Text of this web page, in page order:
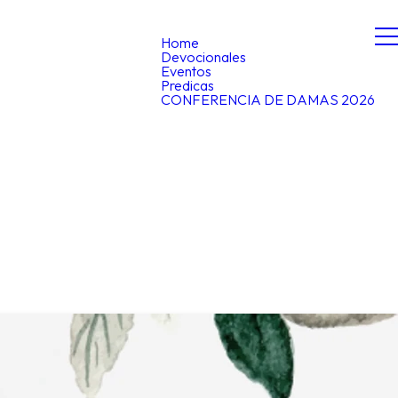
Home
Devocionales
Eventos
Predicas
CONFERENCIA DE DAMAS 2026